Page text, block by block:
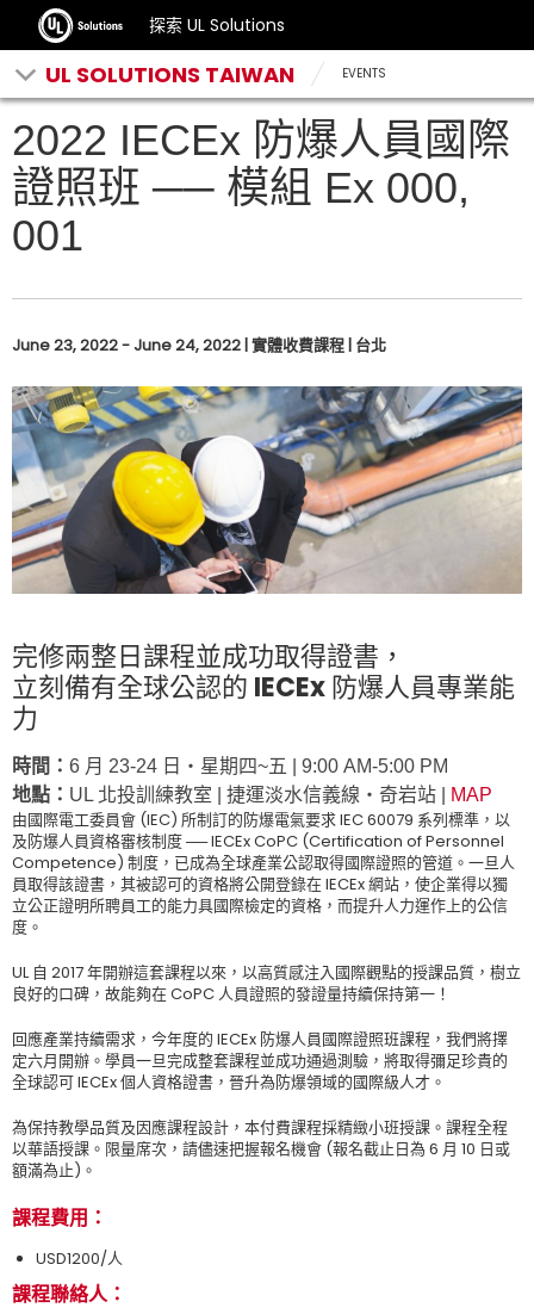
探索 UL Solutions
UL SOLUTIONS TAIWAN EVENTS
2022 IECEx 防爆人員國際
證照班 ── 模組 Ex 000,
001
June 23, 2022 - June 24, 2022 | 實體收費課程 | 台北
完修兩整日課程並成功取得證書，
立刻備有全球公認的 IECEx 防爆人員專業能
力
時間： 6 月 23-24 日‧星期四~五 | 9:00 AM-5:00 PM
地點： UL 北投訓練教室 | 捷運淡水信義線‧奇岩站 | MAP
由國際電工委員會 (IEC) 所制訂的防爆電氣要求 IEC 60079 系列標準，以
及防爆人員資格審核制度 ── IECEx CoPC (Certification of Personnel
Competence) 制度，已成為全球產業公認取得國際證照的管道。一旦人
員取得該證書，其被認可的資格將公開登錄在 IECEx 網站，使企業得以獨
立公正證明所聘員工的能力具國際檢定的資格，而提升人力運作上的公信
度。
UL 自 2017 年開辦這套課程以來，以高質感注入國際觀點的授課品質，樹立
良好的口碑，故能夠在 CoPC 人員證照的發證量持續保持第一！
回應產業持續需求，今年度的 IECEx 防爆人員國際證照班課程，我們將擇
定六月開辦。學員一旦完成整套課程並成功通過測驗，將取得彌足珍貴的
全球認可 IECEx 個人資格證書，晉升為防爆領域的國際級人才。
為保持教學品質及因應課程設計，本付費課程採精緻小班授課。課程全程
以華語授課。限量席次，請儘速把握報名機會 (報名截止日為 6 月 10 日或
額滿為止)。
課程費用：
USD1200/人
課程聯絡人：